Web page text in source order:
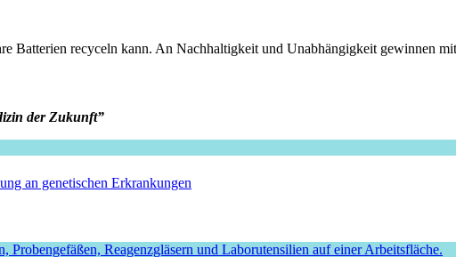
Batterien recyceln kann. An Nachhaltigkeit und Unabhängigkeit gewinnen
der Zukunft”
an genetischen Erkrankungen